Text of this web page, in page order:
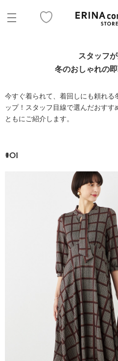
スタッフが
冬のおしゃれの
今すぐ着られて、着回しにも頼れる
ップ！スタッフ目線で選んだおすす
ともにご紹介します。
#01